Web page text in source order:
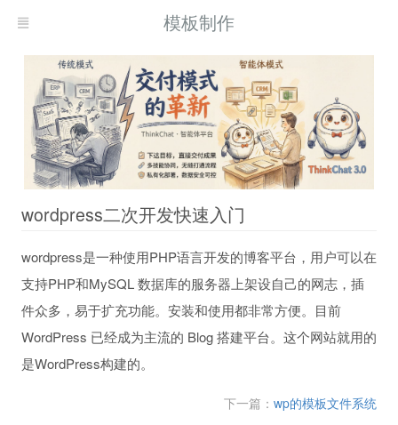
模板制作
wordpress二次开发快速入门
wordpress是一种使用PHP语言开发的博客平台，用户可以在
支持PHP和MySQL 数据库的服务器上架设自己的网志，插
件众多，易于扩充功能。安装和使用都非常方便。目前
WordPress 已经成为主流的 Blog 搭建平台。这个网站就用的
是WordPress构建的。
下一篇： wp的模板文件系统